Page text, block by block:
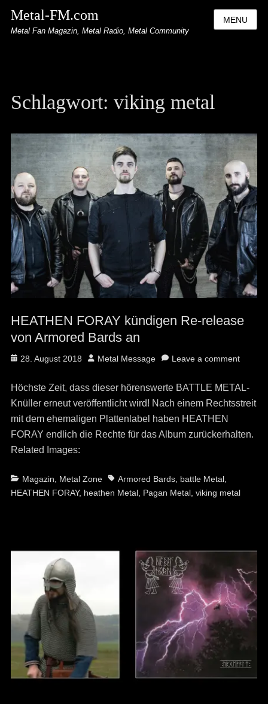
Metal-FM.com
Metal Fan Magazin, Metal Radio, Metal Community
MENU
Schlagwort: viking metal
HEATHEN FORAY kündigen Re-release
von Armored Bards an
Posted
28. August 2018 Author
Metal Message Leave a comment
Höchste Zeit, dass dieser hörenswerte BATTLE METAL-
Knüller erneut veröffentlicht wird! Nach einem Rechtsstreit
mit dem ehemaligen Plattenlabel haben HEATHEN
FORAY endlich die Rechte für das Album zurückerhalten.
Related Images:
Categories
Magazin Metal Zone TagsArmored Bards, battle Metal,
HEATHEN FORAY, heathen Metal, Pagan Metal, viking metal